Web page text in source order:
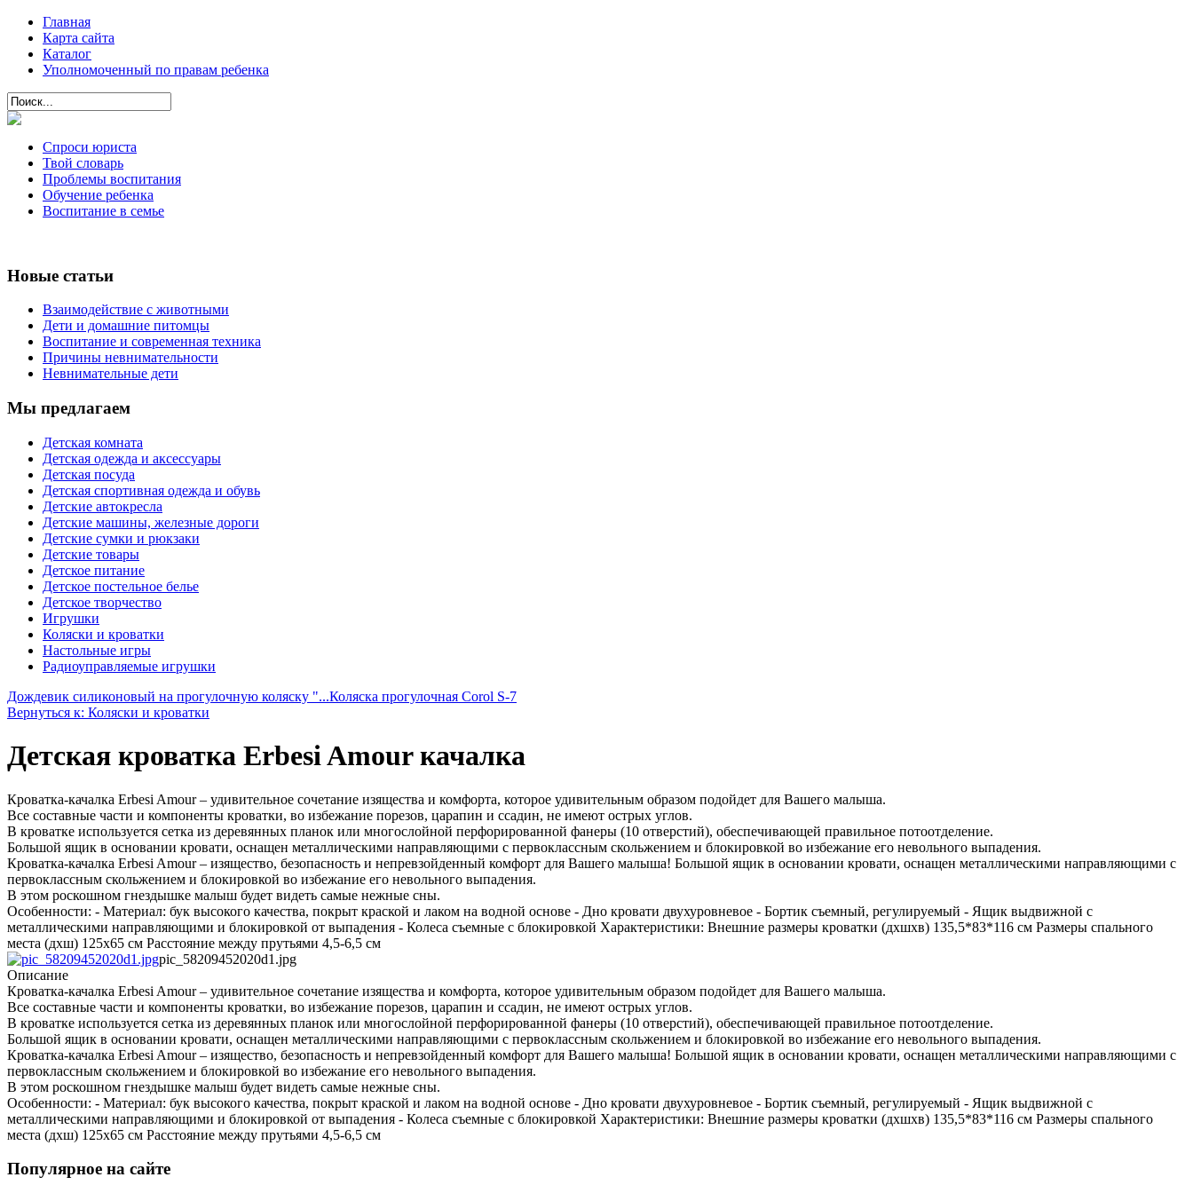
Главная
Карта сайта
Каталог
Уполномоченный по правам ребенка
Спроси юриста
Твой словарь
Проблемы воспитания
Обучение ребенка
Воспитание в семье
Новые статьи
Взаимодействие с животными
Дети и домашние питомцы
Воспитание и современная техника
Причины невнимательности
Невнимательные дети
Мы предлагаем
Детская комната
Детская одежда и аксессуары
Детская посуда
Детская спортивная одежда и обувь
Детские автокресла
Детские машины, железные дороги
Детские сумки и рюкзаки
Детские товары
Детское питание
Детское постельное белье
Детское творчество
Игрушки
Коляски и кроватки
Настольные игры
Радиоуправляемые игрушки
Дождевик силиконовый на прогулочную коляску "...Коляска прогулочная Corol S-7
Вернуться к: Коляски и кроватки
Детская кроватка Erbesi Amour качалка
Кроватка-качалка Erbesi Amour – удивительное сочетание изящества и комфорта, которое удивительным образом подойдет для Вашего малыша.
Все составные части и компоненты кроватки, во избежание порезов, царапин и ссадин, не имеют острых углов.
В кроватке используется сетка из деревянных планок или многослойной перфорированной фанеры (10 отверстий), обеспечивающей правильное потоотделение.
Большой ящик в основании кровати, оснащен металлическими направляющими с первоклассным скольжением и блокировкой во избежание его невольного выпадения.
Кроватка-качалка Erbesi Amour – изящество, безопасность и непревзойденный комфорт для Вашего малыша! Большой ящик в основании кровати, оснащен металлическими направляющими с
первоклассным скольжением и блокировкой во избежание его невольного выпадения.
В этом роскошном гнездышке малыш будет видеть самые нежные сны.
Особенности: - Материал: бук высокого качества, покрыт краской и лаком на водной основе - Дно кровати двухуровневое - Бортик съемный, регулируемый - Ящик выдвижной с
металлическими направляющими и блокировкой от выпадения - Колеса съемные с блокировкой Характеристики: Внешние размеры кроватки (дxшхв) 135,5*83*116 см Размеры спального
места (дхш) 125х65 см Расстояние между прутьями 4,5-6,5 см
pic_58209452020d1.jpg
Описание
Кроватка-качалка Erbesi Amour – удивительное сочетание изящества и комфорта, которое удивительным образом подойдет для Вашего малыша.
Все составные части и компоненты кроватки, во избежание порезов, царапин и ссадин, не имеют острых углов.
В кроватке используется сетка из деревянных планок или многослойной перфорированной фанеры (10 отверстий), обеспечивающей правильное потоотделение.
Большой ящик в основании кровати, оснащен металлическими направляющими с первоклассным скольжением и блокировкой во избежание его невольного выпадения.
Кроватка-качалка Erbesi Amour – изящество, безопасность и непревзойденный комфорт для Вашего малыша! Большой ящик в основании кровати, оснащен металлическими направляющими с
первоклассным скольжением и блокировкой во избежание его невольного выпадения.
В этом роскошном гнездышке малыш будет видеть самые нежные сны.
Особенности: - Материал: бук высокого качества, покрыт краской и лаком на водной основе - Дно кровати двухуровневое - Бортик съемный, регулируемый - Ящик выдвижной с
металлическими направляющими и блокировкой от выпадения - Колеса съемные с блокировкой Характеристики: Внешние размеры кроватки (дxшхв) 135,5*83*116 см Размеры спального
места (дхш) 125х65 см Расстояние между прутьями 4,5-6,5 см
Популярное на сайте